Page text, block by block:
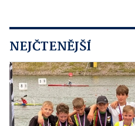
NEJČTENĚJŠÍ